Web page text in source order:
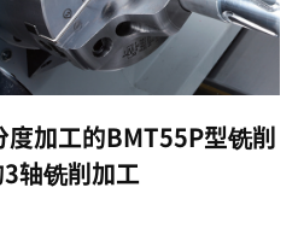
加工的BMT55P型铣削
轴铣削加工